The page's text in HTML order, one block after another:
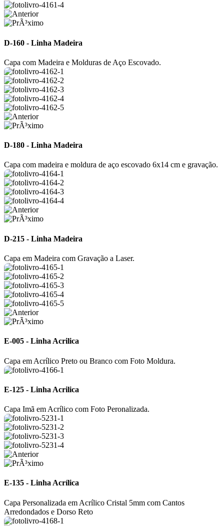
D-160 - Linha Madeira
Capa com Madeira e Molduras de Aço Escovado.
D-180 - Linha Madeira
Capa com madeira e moldura de aço escovado 6x14 cm e gravação.
D-215 - Linha Madeira
Capa em Madeira com Gravação a Laser.
E-005 - Linha Acrilica
Capa em Acrílico Preto ou Branco com Foto Moldura.
E-125 - Linha Acrilica
Capa Imã em Acrílico com Foto Peronalizada.
E-135 - Linha Acrílica
Capa Personalizada em Acrílico Cristal 5mm com Cantos
Arredondados e Dorso Reto